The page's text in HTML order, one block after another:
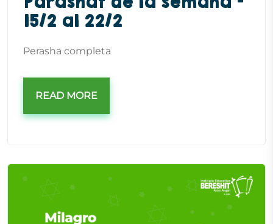
15/2 al 22/2
Perasha completa
READ MORE